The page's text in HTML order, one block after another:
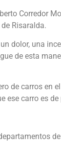
Corredor
Risaralda.
dolor, una
de esta
de carros en
ese carro es